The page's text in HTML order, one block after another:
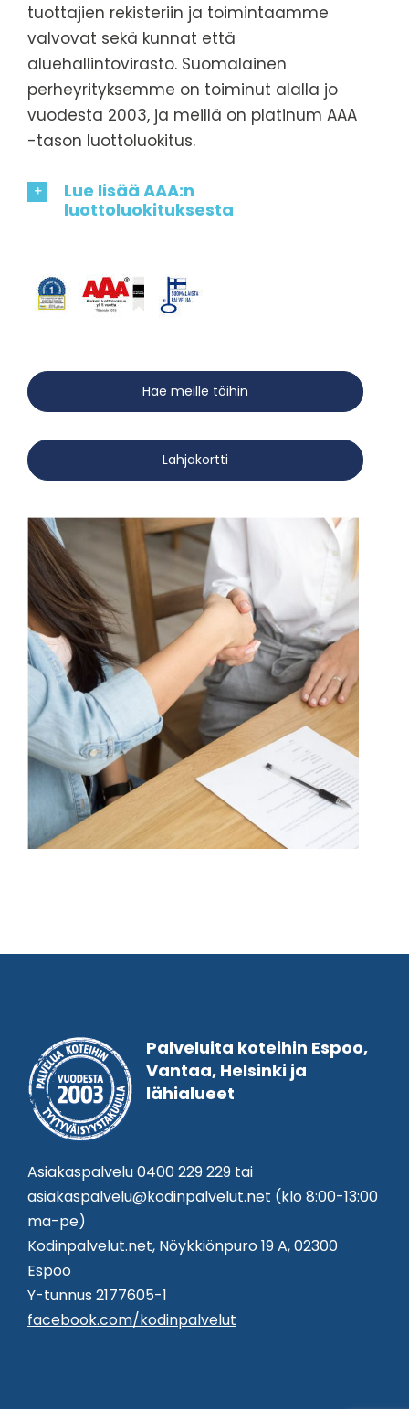
tuottajien rekisteriin ja toimintaamme
valvovat sekä kunnat että
aluehallintovirasto. Suomalainen
perheyrityksemme on toiminut alalla jo
vuodesta 2003, ja meillä on platinum AAA
-tason luottoluokitus.
Lue lisää AAA:n
luottoluokituksesta
Hae meille töihin
Lahjakortti
Palveluita koteihin Espoo,
Vantaa, Helsinki ja
lähialueet
Asiakaspalvelu0400 229 229 tai
asiakaspalvelu@kodinpalvelut.net (klo 8:00-13:00
ma-pe)
Kodinpalvelut.net, Nöykkiönpuro 19 A, 02300
Espoo
Y-tunnus 2177605-1
facebook.com/kodinpalvelut